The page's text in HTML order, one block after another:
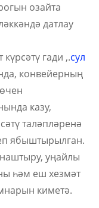
озайта
датлау
гади ,.сул
конвейерның
казу,
таләпләренә
ябыштырылган.
уңайлы
һәм еш хезмәт
киметә.